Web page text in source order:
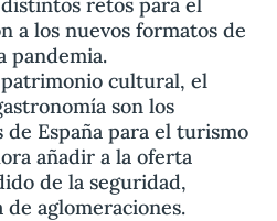
a los nuevos formatos de
pandemia.
cultural, el
son los
España para el turismo
añadir a la oferta
de la seguridad,
aglomeraciones.